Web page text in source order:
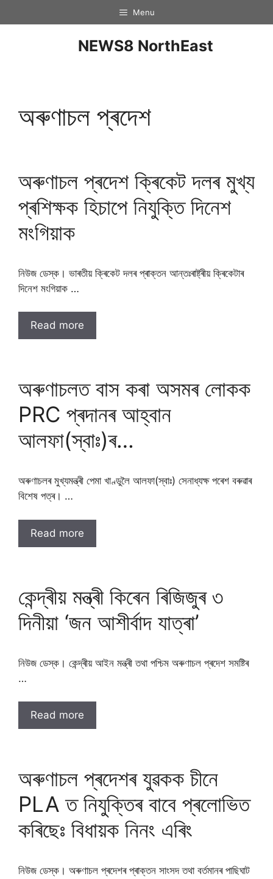
Menu
NEWS8 NorthEast
অৰুণাচল প্ৰদেশ
অৰুণাচল প্ৰদেশ ক্ৰিকেট দলৰ মুখ্য
প্ৰশিক্ষক হিচাপে নিযুক্তি দিনেশ
মংগিয়াক
নিউজ ডেস্ক। ভাৰতীয় ক্ৰিকেট দলৰ প্ৰাক্তন আন্তঃৰাষ্ট্ৰীয় ক্ৰিকেটাৰ
দিনেশ মংগিয়াক …
Read more
অৰুণাচলত বাস কৰা অসমৰ লোকক
PRC প্ৰদানৰ আহ্বান
আলফা(স্বাঃ)ৰ…
অৰুণাচলৰ মুখ্যমন্ত্ৰী পেমা খাণ্ডুলৈ আলফা(স্বাঃ) সেনাধ্যক্ষ পৰেশ বৰুৱাৰ
বিশেষ পত্ৰ। …
Read more
কেন্দ্ৰীয় মন্ত্ৰী কিৰেন ৰিজিজুৰ ৩
দিনীয়া ‘জন আশীৰ্বাদ যাত্ৰা’
নিউজ ডেস্ক। কেন্দ্ৰীয় আইন মন্ত্ৰী তথা পশ্চিম অৰুণাচল প্ৰদেশ সমষ্টিৰ
…
Read more
অৰুণাচল প্ৰদেশৰ যুৱকক চীনে
PLA ত নিযুক্তিৰ বাবে প্ৰলােভিত
কৰিছেঃ বিধায়ক নিনং এৰিং
নিউজ ডেস্ক। অৰুণাচল প্ৰদেশৰ প্ৰাক্তন সাংসদ তথা বৰ্তমানৰ পাছিঘাট